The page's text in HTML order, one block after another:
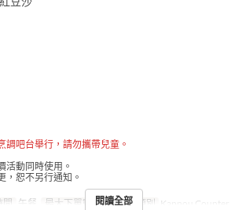
調吧台舉行，請勿攜帶兒童。
活動同時使用。
，恕不另行通知。
間 午餐 最大下單數 ~ 4 座位類別 Kappou Counter
閱讀全部